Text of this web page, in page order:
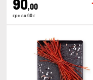
90,00
грн за 60 г